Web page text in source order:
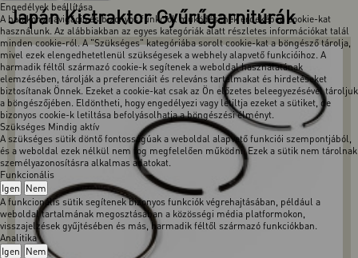
Engedélyek beállítása
A hatékony navigáció és bizonyos funkciók működésének érdekében cookie-kat
használunk. Az alábbiakban az egyes kategóriák alatt részletes információkat talál
minden cookie-ról. A "Szükséges" kategóriába sorolt cookie-kat a böngésző tárolja,
mivel ezek elengedhetetlenül szükségesek a webhely alapvető funkcióihoz. A
harmadik féltől származó cookie-k segítenek a weboldal használatának
elemzésében, tárolják a preferenciáit és releváns tartalmakat és hirdetéseket
biztosítanak Önnek. Ezeket a cookie-kat csak az Ön előzetes beleegyezésével tároljuk
a böngészőjében. Eldöntheti, hogy engedélyezi vagy letiltja ezeket a sütiket, de
bizonyos cookie-k letiltása befolyásolhatja a böngészési élményt.
Szükséges Mindig aktív
A szükséges sütik döntő fontosságúak a weboldal alapvető funkciói szempontjából,
és a weboldal ezek nélkül nem fog megfelelően működni. Ezek a sütik nem tárolnak
személyazonosításra alkalmas adatokat.
Funkcionális
Igen Nem
A funkcionális sütik segítenek bizonyos funkciók végrehajtásában, például a
weboldal tartalmának megosztásában a közösségi média platformokon,
visszajelzések gyűjtésében és más, harmadik féltől származó funkciókban.
Analitika
Igen Nem
Japán Kistraktor Gyűrűgarnitúrák